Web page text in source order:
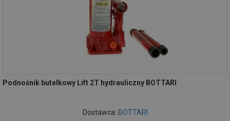
Podnośnik butelkowy Lift 2T hydrauliczny BOTTARI
Dostawca: BOTTARI